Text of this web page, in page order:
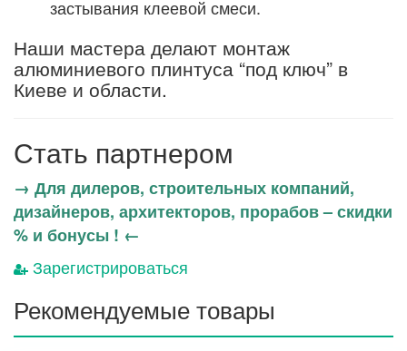
застывания клеевой смеси.
Наши мастера делают монтаж
алюминиевого плинтуса “под ключ” в
Киеве и области.
Стать партнером
→ Для дилеров, строительных компаний,
дизайнеров, архитекторов, прорабов – скидки
% и бонусы ! ←
Зарегистрироваться
Рекомендуемые товары